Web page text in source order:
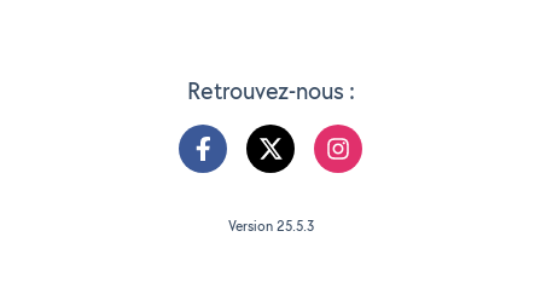
Retrouvez-nous :
Version 25.5.3